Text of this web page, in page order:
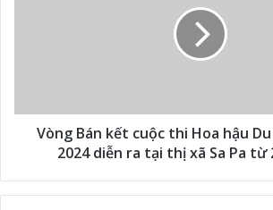
Vòng Bán kết cuộc thi Hoa hậu
2024 diễn ra tại thị xã Sa Pa từ